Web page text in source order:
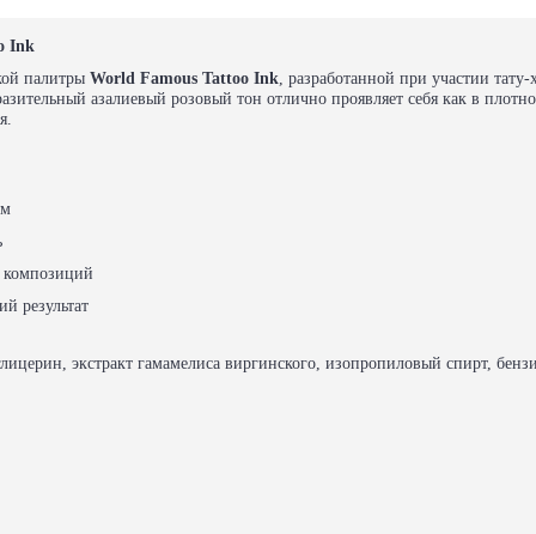
Ink
палитры World Famous Tattoo Ink, разработанной при участии
азалиевый розовый тон отлично проявляет себя как в
композиций
результат
экстракт гамамелиса виргинского, изопропиловый спирт,